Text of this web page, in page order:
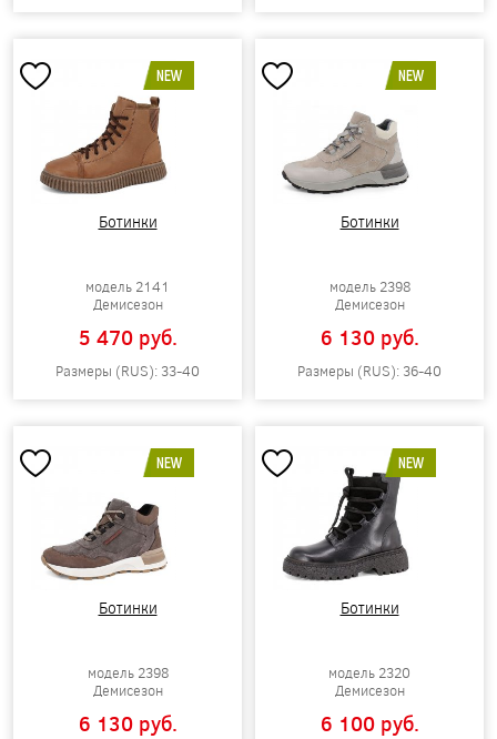
NEW
Ботинки
модель 2141
Демисезон
5 470 pуб.
Размеры (RUS): 33-40
NEW
Ботинки
модель 2398
Демисезон
6 130 pуб.
Размеры (RUS): 36-40
NEW
Ботинки
модель 2398
Демисезон
6 130 pуб.
NEW
Ботинки
модель 2320
Демисезон
6 100 pуб.